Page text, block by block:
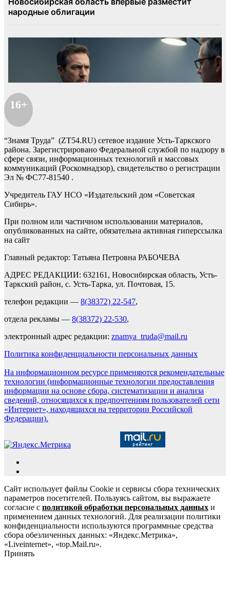
16+
“Знамя Труда” (ZT54.RU) сетевое издание Усть-Таркского
района. Зарегистрировано Федеральной службой по надзору в
сфере связи, информационных технологий и массовых
коммуникаций (Роскомнадзор), свидетельство о регистрации
Эл № ФС77-81540 .
Учредитель ГАУ НСО «Издательский дом «Советская
Сибирь».
При полном или частичном использовании материалов,
опубликованных на сайте, обязательна активная гиперссылка
на сайт
Главный редактор: Татьяна Петровна РАБОЧЕВА
АДРЕС РЕДАКЦИИ: 632161, Новосибирская область, Усть-
Таркский район, с. Усть-Тарка, ул. Почтовая, 15.
телефон редакции — 8(38372) 22-547,
отдела рекламы — 8(38372) 22-530,
электронный адрес редакции: znamya_truda@mail.ru
Политика конфиденциальности персональных данных
На информационном ресурсе применяются рекомендательные
технологии (информационные технологии предоставления
информации на основе сбора, систематизации и анализа
сведений, относящихся к предпочтениям пользователей сети
«Интернет», находящихся на территории Российской
Федерации).
Сайт использует файлы Cookie и сервисы сбора технических
параметров посетителей. Пользуясь сайтом, вы выражаете
согласие с политикой обработки персональных данных и
применением данных технологий. Для реализации политики
конфиденциальности используются программные средства
сбора обезличенных данных: «Яндекс.Метрика»,
«Liveinternet», «top.Mail.ru».
Принять